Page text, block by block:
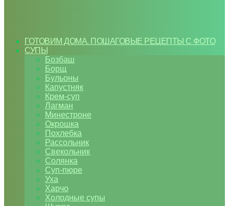
ГОТОВИМ ДОМА. ПОШАГОВЫЕ РЕЦЕПТЫ С ФОТО
СУПЫ
Бозбаш
Борщ
Бульоны
Капустняк
Крем-суп
Лагман
Минестроне
Окрошка
Похлебка
Рассольник
Свекольник
Солянка
Суп-пюре
Уха
Харчо
Холодные супы